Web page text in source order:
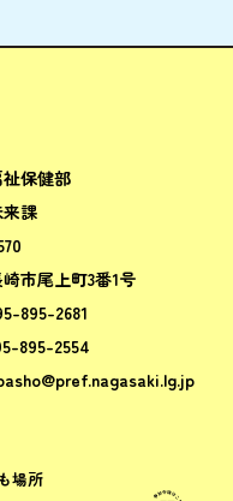
さきこども場所ポータルサ
保健部
課
市尾上町3番1号
895-2681
895-2554
場所